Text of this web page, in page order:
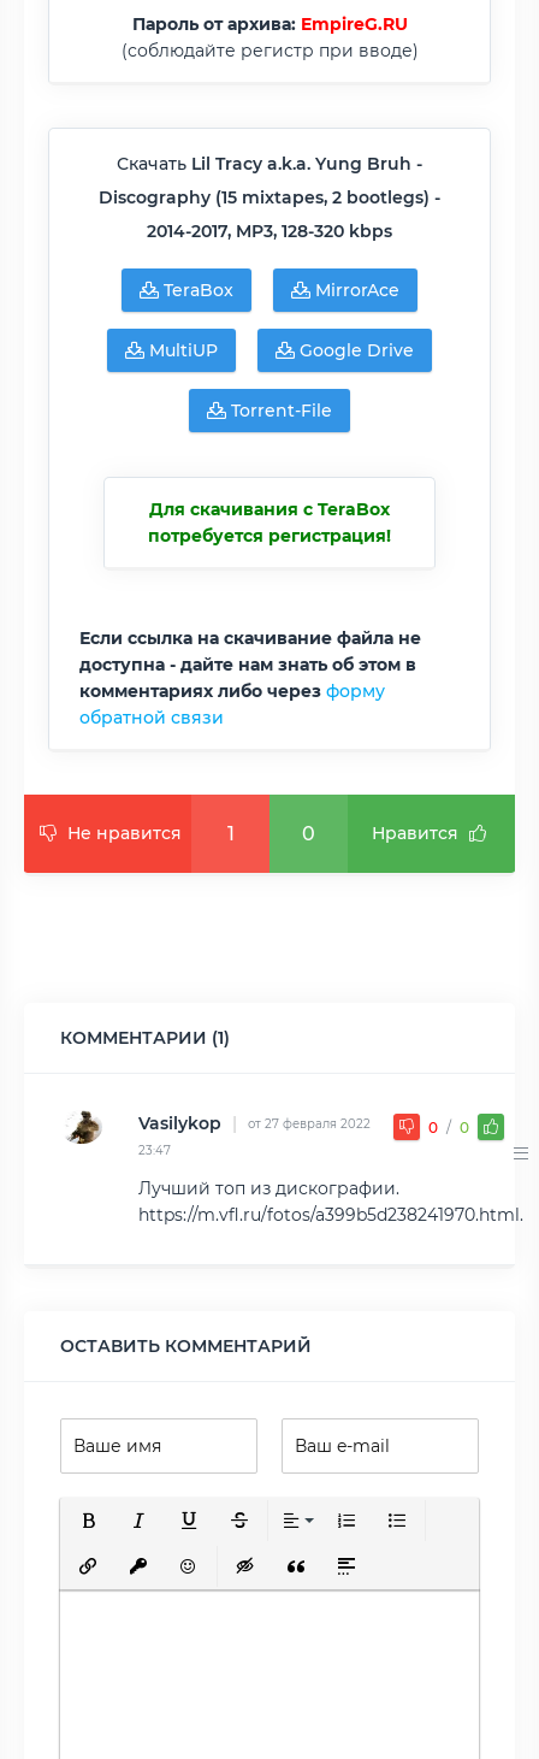
Пароль от архива: EmpireG.RU
(соблюдайте регистр при вводе)
Скачать Lil Tracy a.k.a. Yung Bruh -
Discography (15 mixtapes, 2 bootlegs) -
2014-2017, MP3, 128-320 kbps
TeraBox MirrorAce
MultiUP Google Drive
Torrent-File
Для скачивания с TeraBox
потребуется регистрация!
Если ссылка на скачивание файла не
доступна - дайте нам знать об этом в
комментариях либо через форму
обратной связи
Не нравится 1 0 Нравится
КОММЕНТАРИИ (1)
Vasilykop |
от 27 февраля 2022
23:47
0 / 0
Лучший топ из дискографии.
https://m.vfl.ru/fotos/a399b5d238241970.html.
ОСТАВИТЬ КОММЕНТАРИЙ
Вставить ссылку
Вставить защищенную ссылку
Вставить смайлик
Вставка скрытого текста
Вставка цитаты
Вставка спойлера